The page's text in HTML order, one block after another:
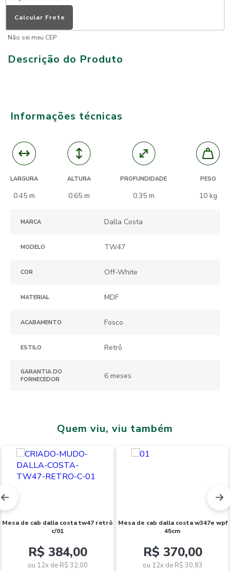
Não sei meu CEP
Descrição do Produto
Informações técnicas
LARGURA
0.45 m
ALTURA
0.65 m
PROFUNDIDADE
0.35 m
PESO
10 kg
MARCA Dalla Costa
MODELO TW47
COR Off-White
MATERIAL MDF
ACABAMENTO Fosco
ESTILO Retrô
GARANTIA DO
FORNECEDOR
6 meses
Quem viu, viu também
Novidades
mesa de cab dalla costa tw47 retrô
c/01
R$ 384,00
ou 12x de R$ 32,00
Novidades
mesa de cab dalla costa w347e wpf
45cm
R$ 370,00
ou 12x de R$ 30,83